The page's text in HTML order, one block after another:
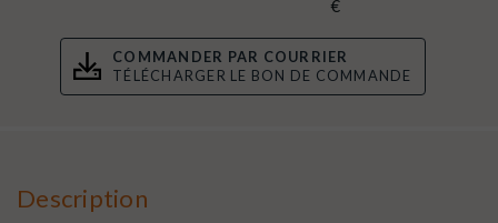
€
COMMANDER PAR COURRIER
TÉLÉCHARGER LE BON DE COMMANDE
Description